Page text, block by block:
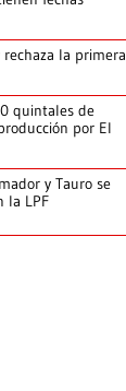
rechaza la primera
quintales de
por El
y Tauro se
la LPF